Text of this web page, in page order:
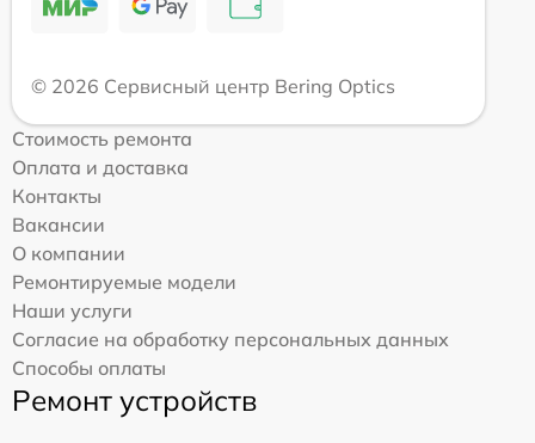
© 2026 Сервисный центр Bering Optics
Стоимость ремонта
Оплата и доставка
Контакты
Вакансии
О компании
Ремонтируемые модели
Наши услуги
Согласие на обработку персональных данных
Способы оплаты
Ремонт устройств